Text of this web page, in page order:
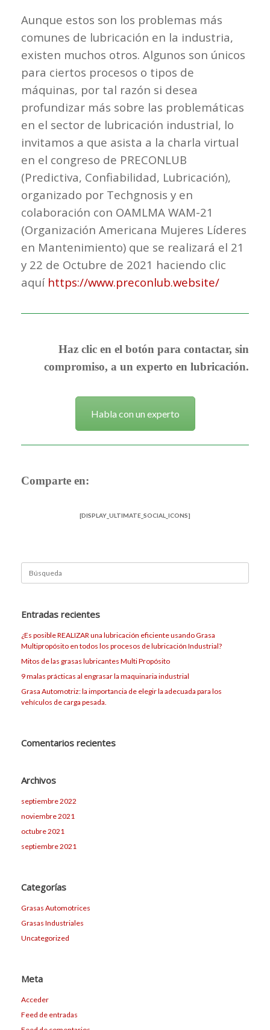
Aunque estos son los problemas más
comunes de lubricación en la industria,
existen muchos otros. Algunos son únicos
para ciertos procesos o tipos de
máquinas, por tal razón si desea
profundizar más sobre las problemáticas
en el sector de lubricación industrial, lo
invitamos a que asista a la charla virtual
en el congreso de PRECONLUB
(Predictiva, Confiabilidad, Lubricación),
organizado por Techgnosis y en
colaboración con OAMLMA WAM-21
(Organización Americana Mujeres Líderes
en Mantenimiento) que se realizará el 21
y 22 de Octubre de 2021 haciendo clic
aquí https://www.preconlub.website/
Haz clic en el botón para contactar, sin
compromiso, a un experto en lubricación.
Habla con un experto
Comparte en:
[DISPLAY_ULTIMATE_SOCIAL_ICONS]
Entradas recientes
¿Es posible REALIZAR una lubricación eficiente usando Grasa
Multipropósito en todos los procesos de lubricación Industrial?
Mitos de las grasas lubricantes Multi Propósito
9 malas prácticas al engrasar la maquinaria industrial
Grasa Automotriz: la importancia de elegir la adecuada para los
vehículos de carga pesada.
Comentarios recientes
Archivos
septiembre 2022
noviembre 2021
octubre 2021
septiembre 2021
Categorías
Grasas Automotrices
Grasas Industriales
Uncategorized
Meta
Acceder
Feed de entradas